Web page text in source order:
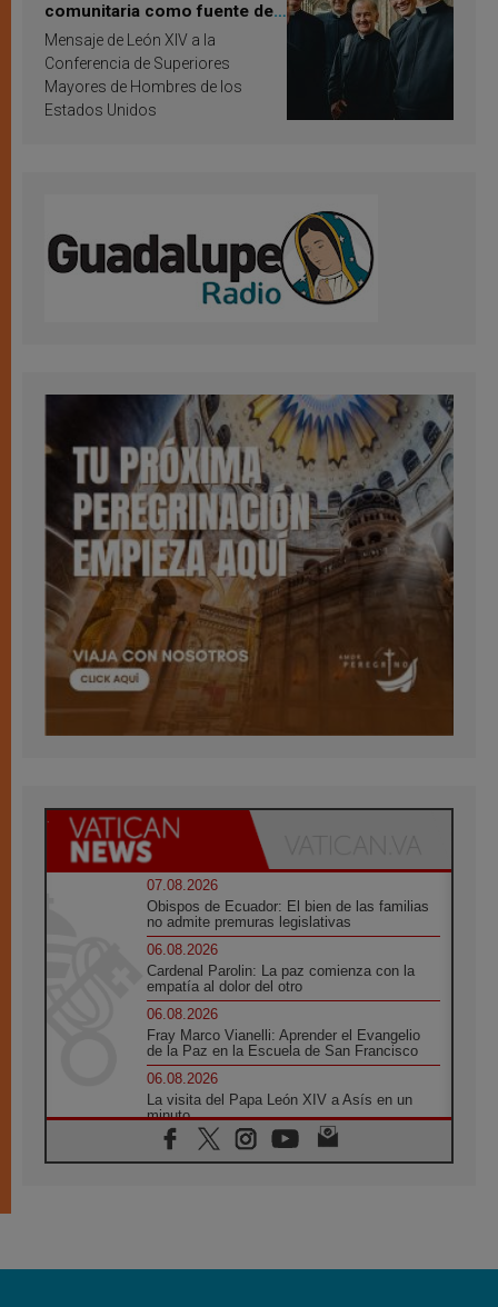
comunitaria como fuente de
inspiración y santificación
Mensaje de León XIV a la
Conferencia de Superiores
Mayores de Hombres de los
Estados Unidos
07.08.2026
Obispos de Ecuador: El bien de las familias
no admite premuras legislativas
06.08.2026
Cardenal Parolin: La paz comienza con la
empatía al dolor del otro
06.08.2026
Fray Marco Vianelli: Aprender el Evangelio
de la Paz en la Escuela de San Francisco
06.08.2026
La visita del Papa León XIV a Asís en un
minuto
06.08.2026
El agradecimiento de los jóvenes al Papa: